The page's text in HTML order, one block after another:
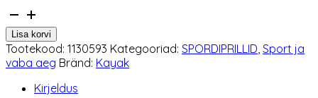
Spordiprillid
Kayak
3029
sinine
kogus
Lisa korvi
Tootekood: 1130593 Kategooriad: SPORDIPRILLID, Sport ja
vaba aeg Bränd: Kayak
Kirjeldus